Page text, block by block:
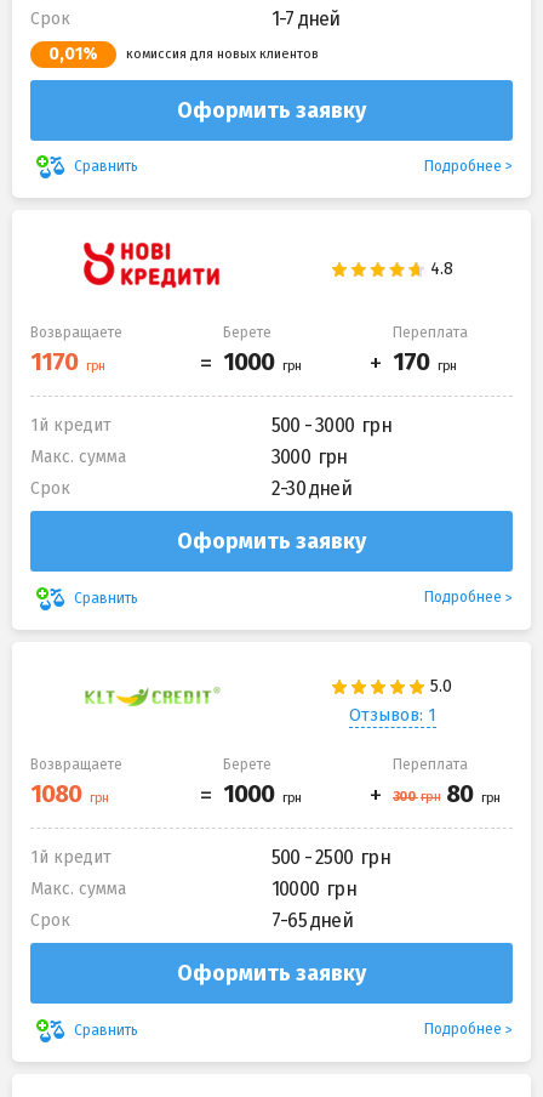
Срок 1-7 дней
0,01% комиссия для новых клиентов
Оформить заявку
Сравнить Подробнее
Возвращаете Берете Переплата
1й кредит 500 - 3000
Макс. сумма 3000
Срок 2-30 дней
Оформить заявку
Сравнить Подробнее
Отзывов: 1
Возвращаете Берете Переплата
1й кредит 500 - 2500
Макс. сумма 10000
Срок 7-65 дней
Оформить заявку
Сравнить Подробнее